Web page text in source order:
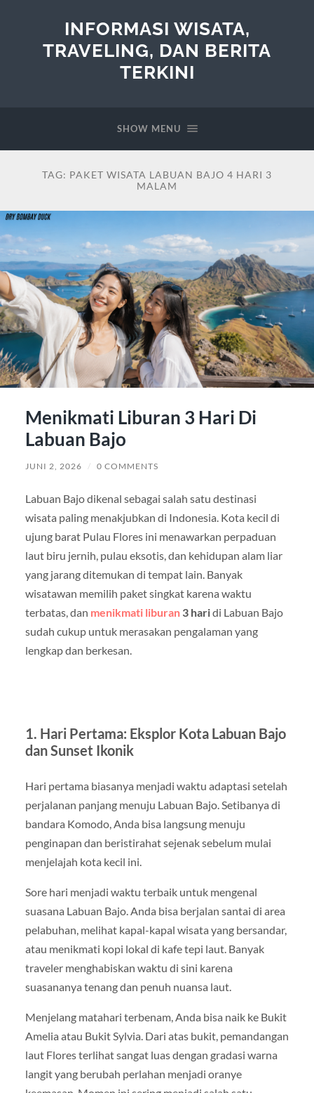
INFORMASI WISATA,
TRAVELING, DAN BERITA
TERKINI
SHOW MENU
TAG: PAKET WISATA LABUAN BAJO 4 HARI 3
MALAM
Menikmati Liburan 3 Hari Di
Labuan Bajo
JUNI 2, 2026 / 0 COMMENTS
Labuan Bajo dikenal sebagai salah satu destinasi
wisata paling menakjubkan di Indonesia. Kota kecil di
ujung barat Pulau Flores ini menawarkan perpaduan
laut biru jernih, pulau eksotis, dan kehidupan alam liar
yang jarang ditemukan di tempat lain. Banyak
wisatawan memilih paket singkat karena waktu
terbatas, dan menikmati liburan3 haridi Labuan Bajo
sudah cukup untuk merasakan pengalaman yang
lengkap dan berkesan.
1. Hari Pertama: Eksplor Kota Labuan Bajo
dan Sunset Ikonik
Hari pertama biasanya menjadi waktu adaptasi setelah
perjalanan panjang menuju Labuan Bajo. Setibanya di
bandara Komodo, Anda bisa langsung menuju
penginapan dan beristirahat sejenak sebelum mulai
menjelajah kota kecil ini.
Sore hari menjadi waktu terbaik untuk mengenal
suasana Labuan Bajo. Anda bisa berjalan santai di area
pelabuhan, melihat kapal-kapal wisata yang bersandar,
atau menikmati kopi lokal di kafe tepi laut. Banyak
traveler menghabiskan waktu di sini karena
suasananya tenang dan penuh nuansa laut.
Menjelang matahari terbenam, Anda bisa naik ke Bukit
Amelia atau Bukit Sylvia. Dari atas bukit, pemandangan
laut Flores terlihat sangat luas dengan gradasi warna
langit yang berubah perlahan menjadi oranye